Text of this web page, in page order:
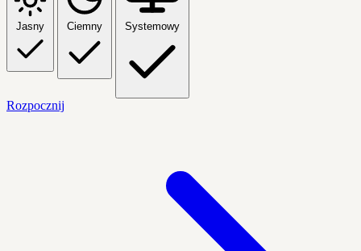
Jasny Ciemny Systemowy
Rozpocznij